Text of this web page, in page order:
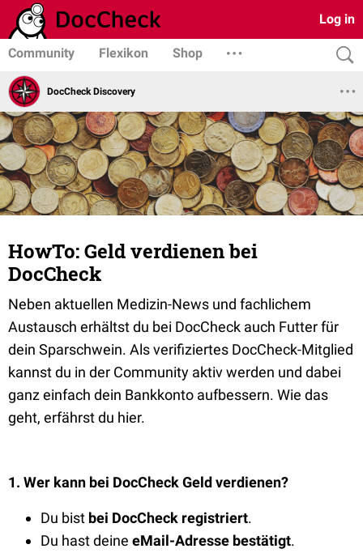
Log in
Community Flexikon Shop
DocCheck Discovery
HowTo: Geld verdienen bei
DocCheck
Neben aktuellen Medizin-News und fachlichem
Austausch erhältst du bei DocCheck auch Futter für
dein Sparschwein. Als verifiziertes DocCheck-Mitglied
kannst du in der Community aktiv werden und dabei
ganz einfach dein Bankkonto aufbessern. Wie das
geht, erfährst du hier.
1. Wer kann bei DocCheck Geld verdienen?
Du bist bei DocCheck registriert.
Du hast deine eMail-Adresse bestätigt.